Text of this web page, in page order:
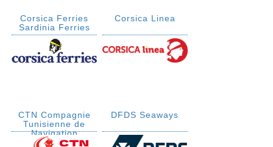
Corsica Ferries
Sardinia Ferries
Corsica Linea
CTN Compagnie
Tunisienne de
Navigation
DFDS Seaways